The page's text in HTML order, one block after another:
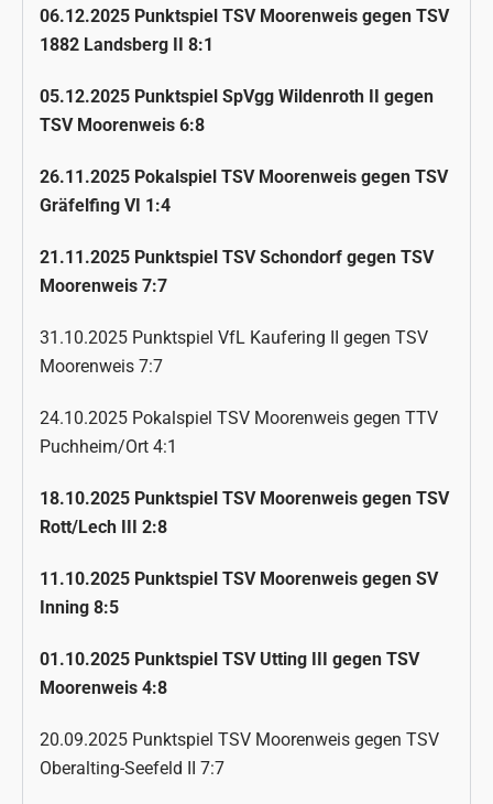
06.12.2025 Punktspiel TSV Moorenweis gegen TSV
1882 Landsberg II 8:1
05.12.2025 Punktspiel SpVgg Wildenroth II gegen
TSV Moorenweis 6:8
26.11.2025 Pokalspiel TSV Moorenweis gegen TSV
Gräfelfing VI 1:4
21.11.2025 Punktspiel TSV Schondorf gegen TSV
Moorenweis 7:7
31.10.2025 Punktspiel VfL Kaufering II gegen TSV
Moorenweis 7:7
24.10.2025 Pokalspiel TSV Moorenweis gegen TTV
Puchheim/Ort 4:1
18.10.2025 Punktspiel TSV Moorenweis gegen TSV
Rott/Lech III 2:8
11.10.2025 Punktspiel TSV Moorenweis gegen SV
Inning 8:5
01.10.2025 Punktspiel TSV Utting III gegen TSV
Moorenweis 4:8
20.09.2025 Punktspiel TSV Moorenweis gegen TSV
Oberalting-Seefeld II 7:7